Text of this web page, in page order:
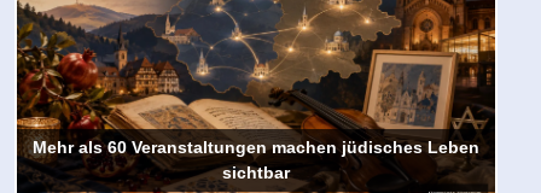
Mehr als 60 Veranstaltungen machen jüdisches Leben
sichtbar